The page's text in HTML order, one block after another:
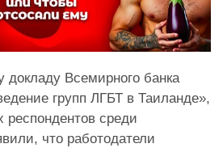
докладу Всемирного банка
групп ЛГБТ в Таиланде»,
респондентов среди
что работодатели